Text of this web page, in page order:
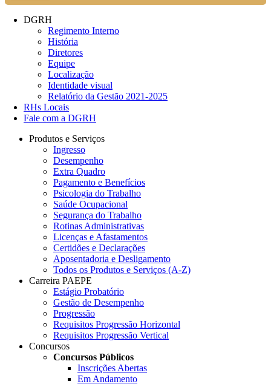
DGRH
Regimento Interno
História
Diretores
Equipe
Localização
Identidade visual
Relatório da Gestão 2021-2025
RHs Locais
Fale com a DGRH
Produtos e Serviços
Ingresso
Desempenho
Extra Quadro
Pagamento e Benefícios
Psicologia do Trabalho
Saúde Ocupacional
Segurança do Trabalho
Rotinas Administrativas
Licenças e Afastamentos
Certidões e Declarações
Aposentadoria e Desligamento
Todos os Produtos e Serviços (A-Z)
Carreira PAEPE
Estágio Probatório
Gestão de Desempenho
Progressão
Requisitos Progressão Horizontal
Requisitos Progressão Vertical
Concursos
Concursos Públicos
Inscrições Abertas
Em Andamento